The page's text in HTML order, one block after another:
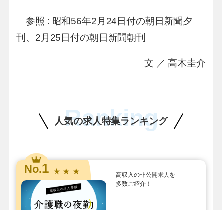
参照 : 昭和56年2月24日付の朝日新聞夕
刊、2月25日付の朝日新聞朝刊
文 ／ 高木圭介
人気の求人特集ランキング
Ranking
No.1 ★ ★ ★
高収入の非公開求人を
多数ご紹介！